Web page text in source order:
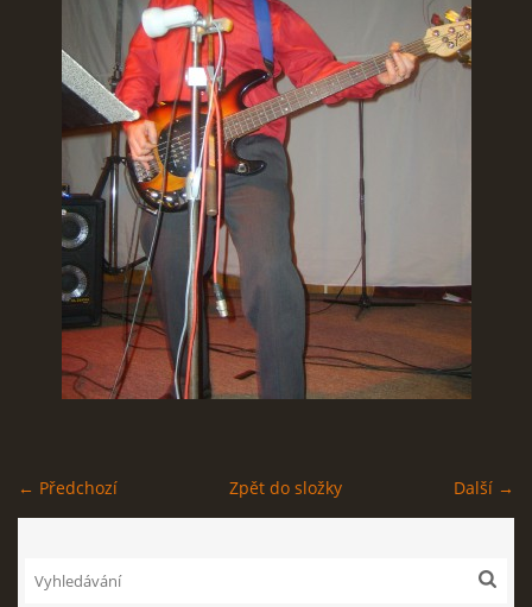
STAGEPLAN
Kapela BUMERANG
Poříčany okr. Kolín
+420 724 629 042
© 2026 eStránky.cz |Tisk|
← Předchozí Další →
Zpět do složky